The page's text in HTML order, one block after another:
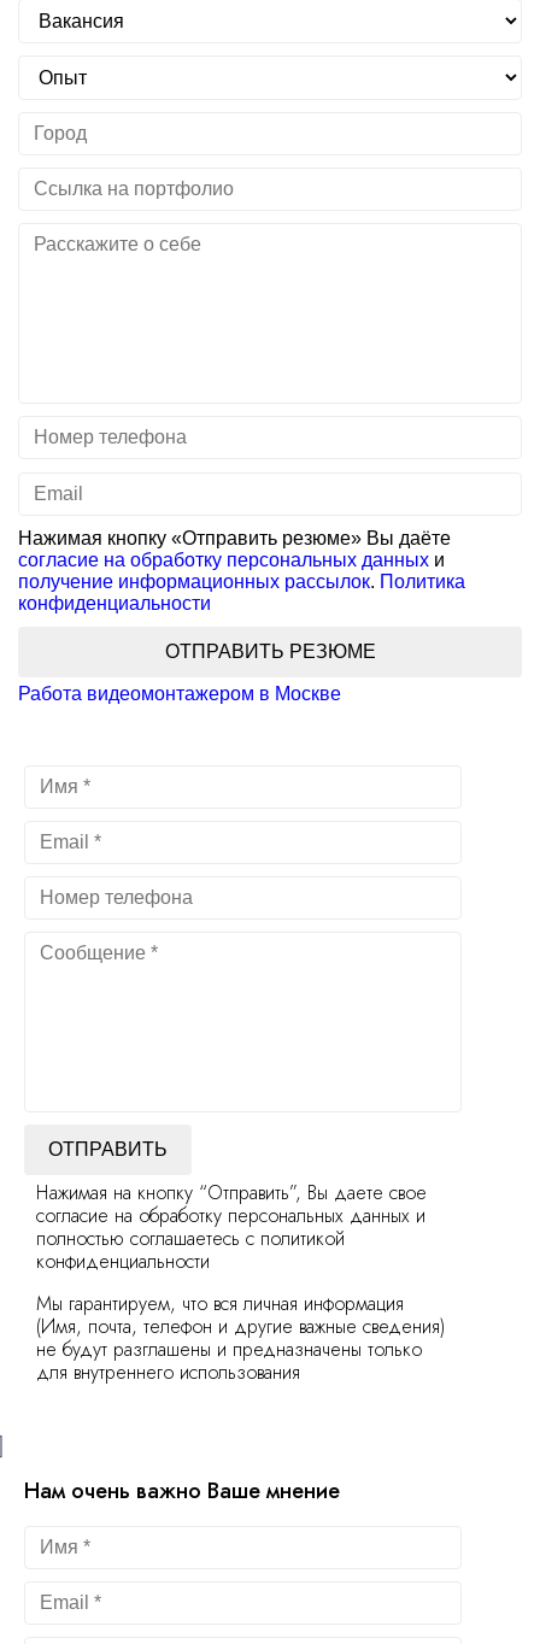
Нажимая кнопку «Отправить резюме» Вы даёте
согласие на обработку персональных данных и
получение информационных рассылок. Политика
конфиденциальности
ОТПРАВИТЬ РЕЗЮМЕ
Работа видеомонтажером в Москве
ОТПРАВИТЬ
Нажимая на кнопку “Отправить”, Вы даете свое
согласие на обработку персональных данных и
полностью соглашаетесь с политикой
конфиденциальности
Мы гарантируем, что вся личная информация
(Имя, почта, телефон и другие важные сведения)
не будут разглашены и предназначены только
для внутреннего использования
Нам очень важно Ваше мнение